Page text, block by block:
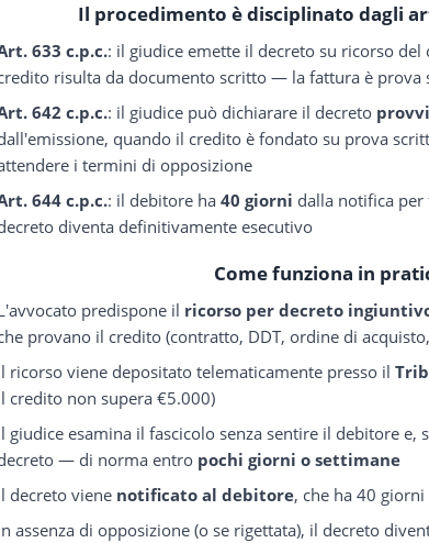
Il procedimento è disciplinato dagli
633 c.p.c.: il giudice emette il decreto su ricorso del
risulta da documento scritto — la fattura è prova
642 c.p.c.: il giudice può dichiarare il decreto
quando il credito è fondato su prova
i termini di opposizione
644 c.p.c.: il debitore ha40 giorni dalla notifica per
diventa definitivamente esecutivo
Come funziona in
predispone il ricorso per decreto
provano il credito (contratto, DDT, ordine di
ricorso viene depositato telematicamente presso il
credito non supera €5.000)
giudice esamina il fascicolo senza sentire il debitore
— di norma entro pochi giorni o settimane
decreto viene notificato al debitore, che ha 40
assenza di opposizione (o se rigettata), il decreto